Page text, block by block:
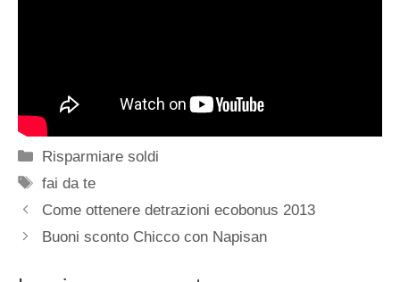
Categorie
Risparmiare soldi
Tag
fai da te
Come ottenere detrazioni ecobonus 2013
Buoni sconto Chicco con Napisan